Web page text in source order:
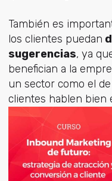
También es
los clientes puedan
sugerencias, ya
benefician a la
un sector como el
clientes hablen bien